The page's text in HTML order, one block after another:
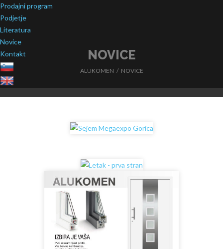
Prodajni program
Podjetje
Literatura
Novice
Kontakt
NOVICE
ALUKOMEN / NOVICE